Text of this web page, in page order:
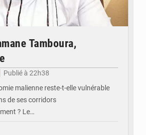
Tamboura,
Publié à 22h38
malienne reste-t-elle vulnérable
de ses corridors
? Le…